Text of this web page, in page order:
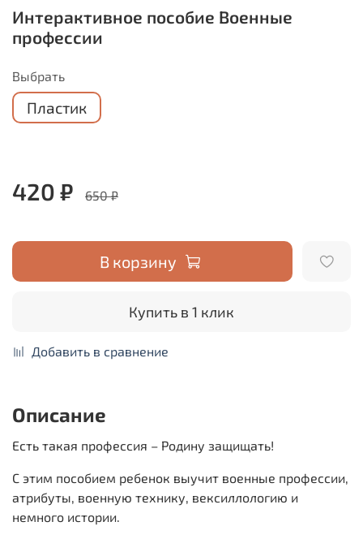
Интерактивное пособие Военные
профессии
Выбрать
Пластик
420 ₽ 650 ₽
В корзину
Купить в 1 клик
Добавить в сравнение
Описание
Есть такая профессия – Родину защищать!
С этим пособием ребенок выучит военные профессии,
атрибуты, военную технику, вексиллологию и
немного истории.